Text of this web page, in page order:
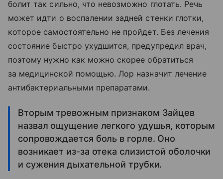
болит так сильно, что невозможно глотать. Речь
может идти о воспалении задней стенки глотки,
которое самостоятельно не пройдет. Без лечения
состояние быстро ухудшится, предупредил врач,
поэтому нужно как можно скорее обратиться
за медицинской помощью. Лор назначит лечение
антибактериальными препаратами.
Вторым тревожным признаком Зайцев
назвал ощущение легкого удушья, которым
сопровождается боль в горле. Оно
возникает из-за отека слизистой оболочки
и сужения дыхательной трубки.